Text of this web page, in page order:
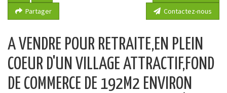
Partager
Contactez-nous
A VENDRE POUR RETRAITE,EN PLEIN
COEUR D'UN VILLAGE ATTRACTIF,FOND
DE COMMERCE DE 192M2 ENVIRON